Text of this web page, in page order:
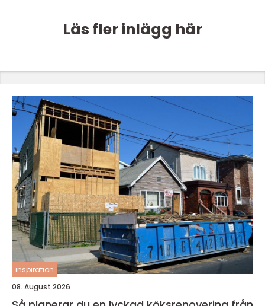
Läs fler inlägg här
inspiration
08. August 2026